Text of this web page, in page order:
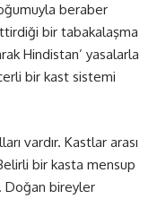
beraber
bir tabakalaşma
Hindistan’ yasalarla
bir kast sistemi
vardır. Kastlar arası
bir kasta mensup
Doğan bireyler